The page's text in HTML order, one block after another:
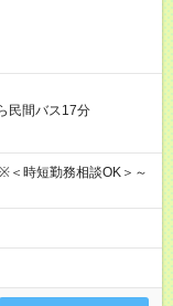
民間バス17分
時短勤務相談OK＞～